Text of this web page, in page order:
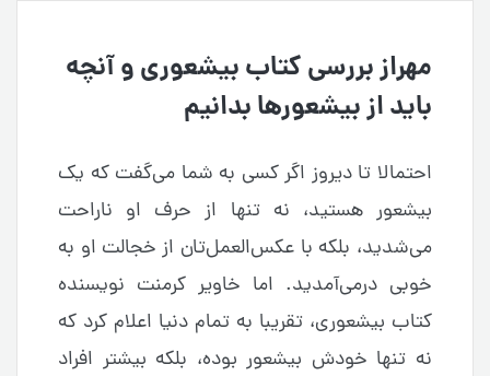
مهراز بررسی کتاب بیشعوری و آنچه
باید از بیشعورها بدانیم
احتمالا تا دیروز اگر کسی به شما می‌گفت که یک
بیشعور هستید، نه تنها از حرف او ناراحت
می‌شدید، بلکه با عکس‌العمل‌تان از خجالت او به
خوبی درمی‌آمدید. اما خاویر کرمنت نویسنده
کتاب بیشعوری، تقریبا به تمام دنیا اعلام کرد که
نه تنها خودش بیشعور بوده، بلکه بیشتر افراد